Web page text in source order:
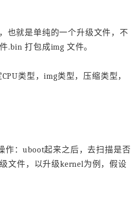
也就是单纯的一个升级文件，不
.bin 打包成img 文件。
类型，img类型，压缩类型，
作：uboot起来之后，去扫描是否
文件，以升级kernel为例，假设